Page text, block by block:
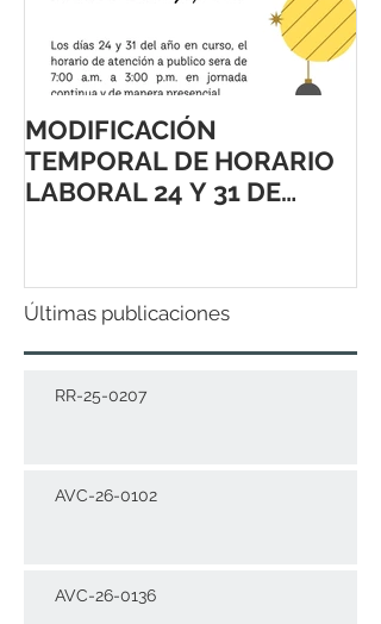
MODIFICACIÓN
TEMPORAL DE HORARIO
LABORAL 24 Y 31 DE
Últimas publicaciones
RR-25-0207
AVC-26-0102
AVC-26-0136